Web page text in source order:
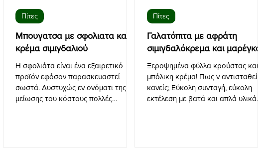
Μπουγατσα με σφολιατα και
κρέμα σιμιγδαλιού
Η σφολιάτα είναι ένα εξαιρετικό
προϊόν εφόσον παρασκευαστεί
σωστά. Δυστυχώς εν ονόματι της
μείωσης του κόστους πολλές
Πίτες
Γαλατόπιτα με αφράτη
σιμιγδαλόκρεμα και μαρέγκα.
Ξεροψημένα φύλλα κρούστας και
μπόλικη κρέμα! Πως ν αντισταθεί
κανείς; Εύκολη συνταγή, εύκολη
εκτέλεση με βατά και απλά υλικά
Πίτες